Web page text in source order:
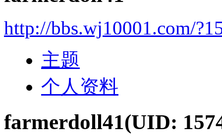
http://bbs.wj10001.com/
主题
个人资料
farmerdoll41(UID: